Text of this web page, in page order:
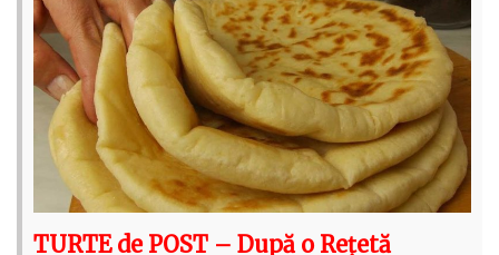
TURTE de POST – După o Rețetă